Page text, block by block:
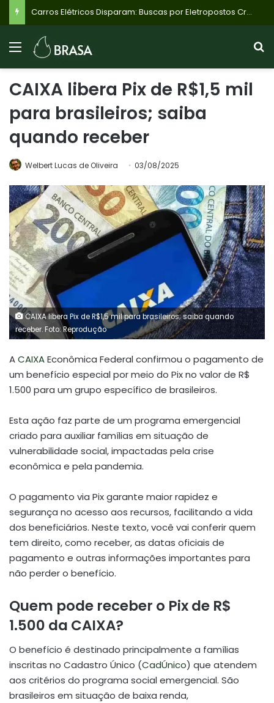
Carros Elétricos Disparam: Buscas por Eletropostos Crescem 309% no Brasil, Revela Estudo Inédito
CAIXA libera Pix de R$1,5 mil
para brasileiros; saiba
quando receber
Welbert Lucas de Oliveira 03/08/2025
CAIXA libera Pix de R$1,5 mil para brasileiros; saiba quando
receber. Foto: Reprodução
ACAIXAEconômica Federal confirmou o pagamento de
um benefício especial por meio do Pix no valor de R$
1.500 para um grupo específico de brasileiros.
Esta ação faz parte de um programa emergencial
criado para auxiliar famílias em situação de
vulnerabilidade social, impactadas pela crise
econômica e pela pandemia.
O pagamento via Pix garante maior rapidez e
segurança no acesso aos recursos, facilitando a vida
dos beneficiários. Neste texto, você vai conferir quem
tem direito, como receber, as datas oficiais de
pagamento e outras informações importantes para
não perder o benefício.
Quem pode receber o Pix de R$
1.500 da CAIXA?
O benefício é destinado principalmente a famílias
inscritas no Cadastro Único (CadÚnico) que atendem
aos critérios do programa social emergencial. São
brasileiros em situação de baixa renda,